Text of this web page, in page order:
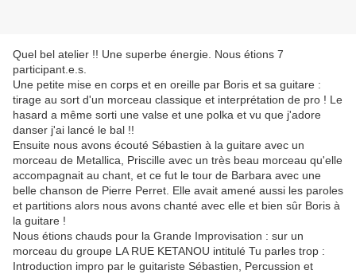
Quel bel atelier !! Une superbe énergie. Nous étions 7
participant.e.s.
Une petite mise en corps et en oreille par Boris et sa guitare :
tirage au sort d'un morceau classique et interprétation de pro ! Le
hasard a même sorti une valse et une polka et vu que j'adore
danser j'ai lancé le bal !!
Ensuite nous avons écouté Sébastien à la guitare avec un
morceau de Metallica, Priscille avec un très beau morceau qu'elle
accompagnait au chant, et ce fut le tour de Barbara avec une
belle chanson de Pierre Perret. Elle avait amené aussi les paroles
et partitions alors nous avons chanté avec elle et bien sûr Boris à
la guitare !
Nous étions chauds pour la Grande Improvisation : sur un
morceau du groupe LA RUE KETANOU intitulé Tu parles trop :
Introduction impro par le guitariste Sébastien, Percussion et